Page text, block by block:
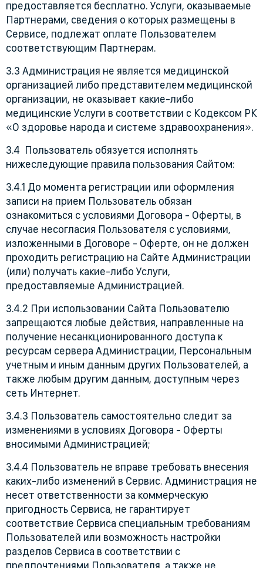
предоставляется бесплатно. Услуги, оказываемые
Партнерами, сведения о которых размещены в
Сервисе, подлежат оплате Пользователем
соответствующим Партнерам.
3.3 Администрация не является медицинской
организацией либо представителем медицинской
организации, не оказывает какие-либо
медицинские Услуги в соответствии с Кодексом РК
«О здоровье народа и системе здравоохранения».
3.4 Пользователь обязуется исполнять
нижеследующие правила пользования Сайтом:
3.4.1 До момента регистрации или оформления
записи на прием Пользователь обязан
ознакомиться с условиями Договора - Оферты, в
случае несогласия Пользователя с условиями,
изложенными в Договоре - Оферте, он не должен
проходить регистрацию на Сайте Администрации
(или) получать какие-либо Услуги,
предоставляемые Администрацией.
3.4.2 При использовании Сайта Пользователю
запрещаются любые действия, направленные на
получение несанкционированного доступа к
ресурсам сервера Администрации, Персональным
учетным и иным данным других Пользователей, а
также любым другим данным, доступным через
сеть Интернет.
3.4.3 Пользователь самостоятельно следит за
изменениями в условиях Договора - Оферты
вносимыми Администрацией;
3.4.4 Пользователь не вправе требовать внесения
каких-либо изменений в Сервис. Администрация не
несет ответственности за коммерческую
пригодность Сервиса, не гарантирует
соответствие Сервиса специальным требованиям
Пользователей или возможность настройки
разделов Сервиса в соответствии с
предпочтениями Пользователя, а также не